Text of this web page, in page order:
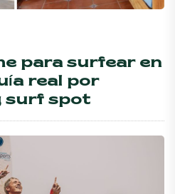
para surfear en
real por
surf spot